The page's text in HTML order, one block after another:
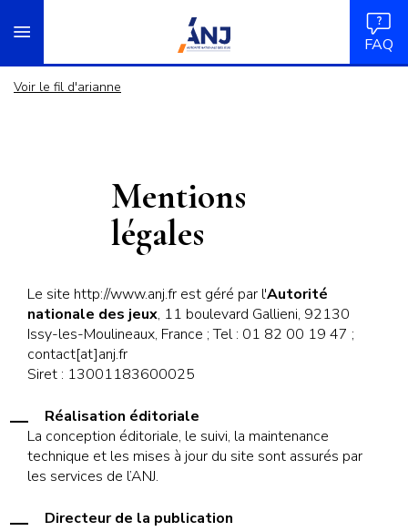
au
accueil
FAQ
Voir le fil d'arianne
Mentions
légales
Le site http://www.anj.fr est géré par l'Autorité
nationale des jeux, 11 boulevard Gallieni, 92130
Issy-les-Moulineaux, France ; Tel : 01 82 00 19 47 ;
contact[at]anj.fr
Siret : 13001183600025
Réalisation éditoriale
La conception éditoriale, le suivi, la maintenance
technique et les mises à jour du site sont assurés par
les services de l’ANJ.
Directeur de la publication